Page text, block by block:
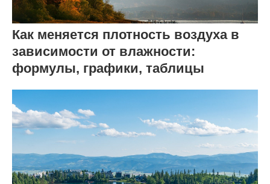
Как меняется плотность воздуха в
зависимости от влажности:
формулы, графики, таблицы